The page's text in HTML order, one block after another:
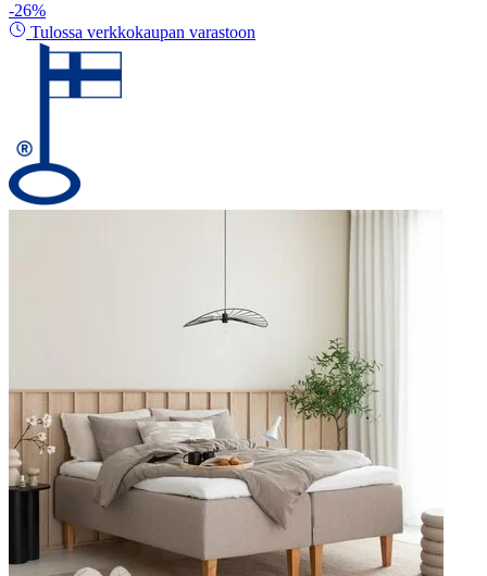
-26%
Tulossa verkkokaupan varastoon